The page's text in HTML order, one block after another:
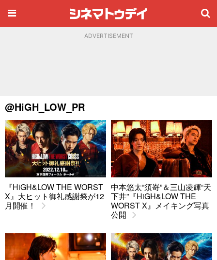
ADVERTISEMENT
@HiGH_LOW_PR
『HiGH&LOW THE WORST
X』大ヒット御礼感謝祭が12
月開催！
中本悠太“須嵜”＆三山凌輝“天
下井”『HiGH&LOW THE
WORST X』メイキング写真
公開